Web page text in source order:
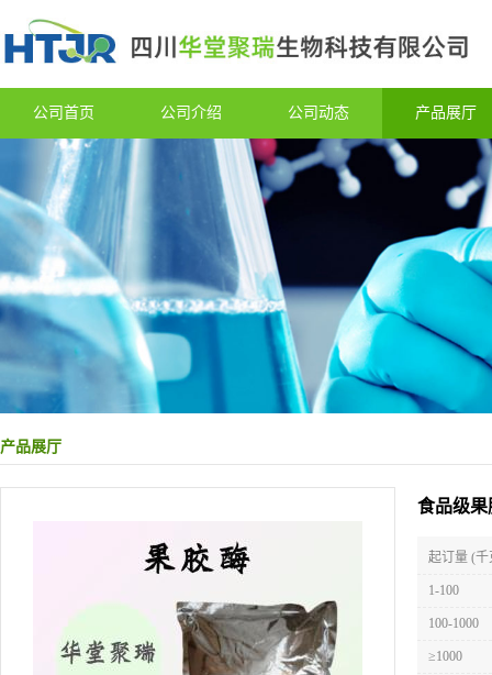
公司首页 公司介绍 公司动态 产品展厅
产品展厅
食品级果
起订量 (千
1-100
100-1000
≥1000